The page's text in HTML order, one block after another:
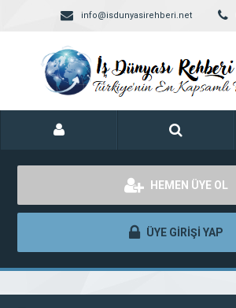
info@isdunyasirehberi.net
HEMEN ÜYE OL
ÜYE GİRİŞİ YAP